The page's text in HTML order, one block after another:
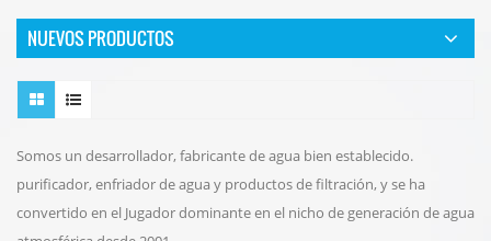
NUEVOS PRODUCTOS
Somos un desarrollador, fabricante de agua bien establecido.
purificador, enfriador de agua y productos de filtración, y se ha
convertido en el Jugador dominante en el nicho de generación de agua